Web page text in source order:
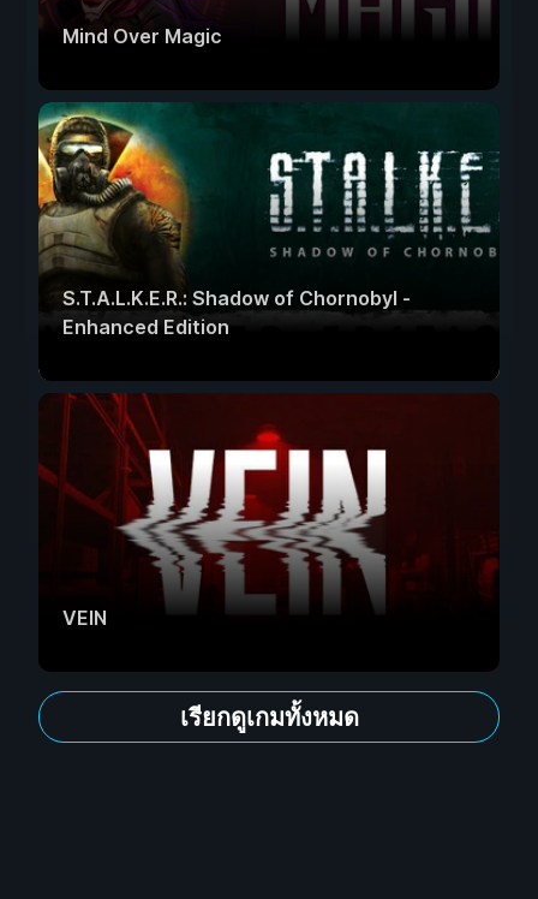
Mind Over Magic
S.T.A.L.K.E.R.: Shadow of Chornobyl -
Enhanced Edition
VEIN
เรียกดูเกมทั้งหมด